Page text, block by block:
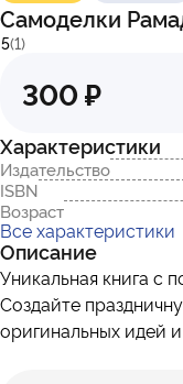
Самоделки
5(1)
Характеристики
Издательство
ISBN
Возраст
Все характеристики
Описание
Уникальная книга с
Создайте
оригинальных идей
300 ₽